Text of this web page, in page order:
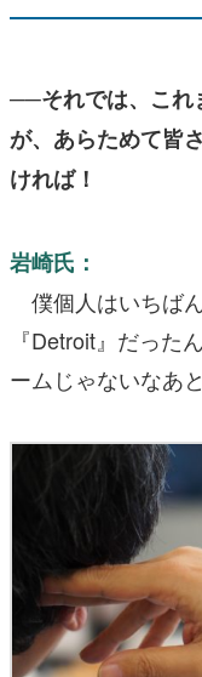
──それでは、これ
が、あらためて皆
ければ！
岩崎氏：
僕個人はいちば
『Detroit』だった
ームじゃないなあと